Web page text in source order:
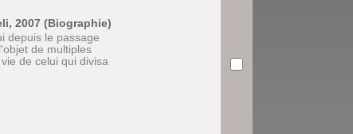
2007 (Biographie)
depuis le passage
de multiples
de celui qui divisa